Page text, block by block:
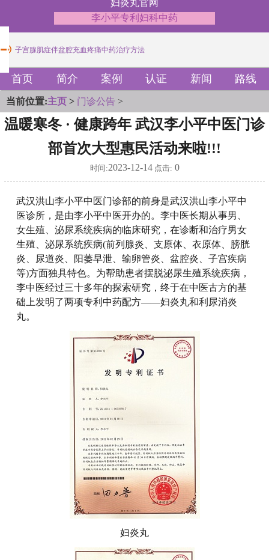
妇炎丸官网
李小平专利妇科中药
女性支原体引发的宫颈炎症状中药调理方
子宫腺肌症伴盆腔充血疼痛中药治疗方法
首页 简介 案例 认证 新闻 路线
当前位置:主页 > 门诊公告 >
温暖寒冬 · 健康跨年 武汉李小平中医门诊
部首次大型惠民活动来啦!!!
时间:2023-12-14点击: 0
武汉洪山李小平中医门诊部的前身是武汉洪山李小平中
医诊所，是由李小平中医开办的。李中医长期从事男、
女生殖、泌尿系统疾病的临床研究，在诊断和治疗男女
生殖、泌尿系统疾病(前列腺炎、支原体、衣原体、膀胱
炎、尿道炎、阳萎早泄、输卵管炎、盆腔炎、子宫疾病
等)方面独具特色。为帮助患者摆脱泌尿生殖系统疾病，
李中医经过三十多年的探索研究，终于在中医古方的基
础上发明了两项专利中药配方——妇炎丸和利尿消炎
丸。
妇炎丸